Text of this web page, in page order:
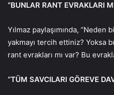
“BUNLAR RANT EVRAKLARI
Yılmaz paylaşımında,
yakmayı tercih ettiniz? Yoksa
rant evrakları mı var? Bu
“TÜM SAVCILARI GÖREVE